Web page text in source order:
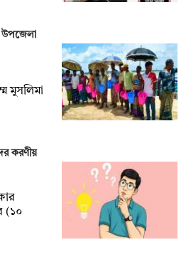
উপজেলা
মুসলিমা
করণীয়
(১০